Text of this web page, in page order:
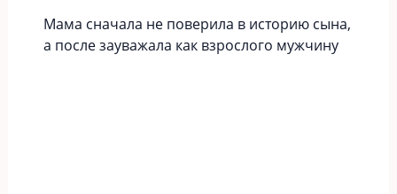
Мама сначала не поверила в историю сына,
а после зауважала как взрослого мужчину